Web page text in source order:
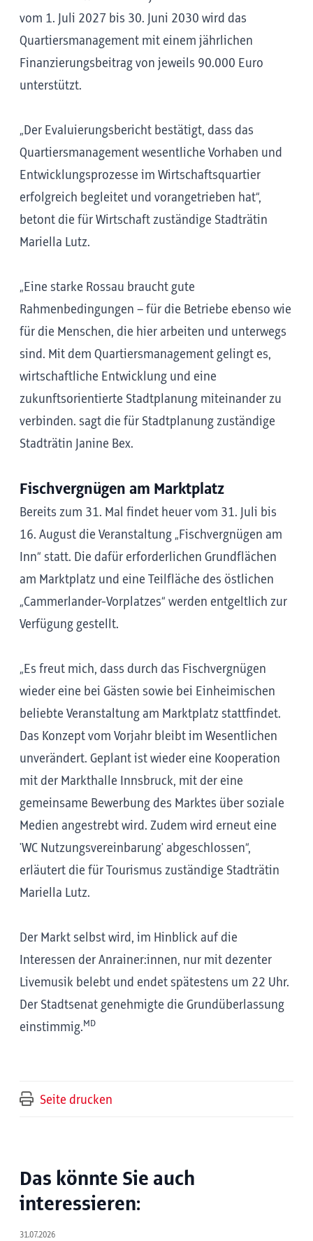
vom 1. Juli 2027 bis 30. Juni 2030 wird das
Quartiersmanagement mit einem jährlichen
Finanzierungsbeitrag von jeweils 90.000 Euro
unterstützt.
„Der Evaluierungsbericht bestätigt, dass das
Quartiersmanagement wesentliche Vorhaben und
Entwicklungsprozesse im Wirtschaftsquartier
erfolgreich begleitet und vorangetrieben hat“,
betont die für Wirtschaft zuständige Stadträtin
Mariella Lutz.
„Eine starke Rossau braucht gute
Rahmenbedingungen – für die Betriebe ebenso wie
für die Menschen, die hier arbeiten und unterwegs
sind. Mit dem Quartiersmanagement gelingt es,
wirtschaftliche Entwicklung und eine
zukunftsorientierte Stadtplanung miteinander zu
verbinden. sagt die für Stadtplanung zuständige
Stadträtin Janine Bex.
Fischvergnügen am Marktplatz
Bereits zum 31. Mal findet heuer vom 31. Juli bis
16. August die Veranstaltung „Fischvergnügen am
Inn“ statt. Die dafür erforderlichen Grundflächen
am Marktplatz und eine Teilfläche des östlichen
„Cammerlander-Vorplatzes“ werden entgeltlich zur
Verfügung gestellt.
„Es freut mich, dass durch das Fischvergnügen
wieder eine bei Gästen sowie bei Einheimischen
beliebte Veranstaltung am Marktplatz stattfindet.
Das Konzept vom Vorjahr bleibt im Wesentlichen
unverändert. Geplant ist wieder eine Kooperation
mit der Markthalle Innsbruck, mit der eine
gemeinsame Bewerbung des Marktes über soziale
Medien angestrebt wird. Zudem wird erneut eine
'WC Nutzungsvereinbarung' abgeschlossen“,
erläutert die für Tourismus zuständige Stadträtin
Mariella Lutz.
Der Markt selbst wird, im Hinblick auf die
Interessen der Anrainer:innen, nur mit dezenter
Livemusik belebt und endet spätestens um 22 Uhr.
Der Stadtsenat genehmigte die Grundüberlassung
einstimmig.MD
Seite drucken
Das könnte Sie auch
interessieren:
31.07.2026